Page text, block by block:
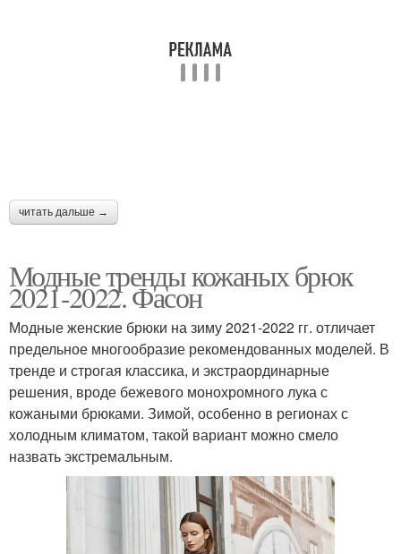
читать дальше →
Модные тренды кожаных брюк
2021-2022. Фасон
Модные женские брюки на зиму 2021-2022 гг. отличает
предельное многообразие рекомендованных моделей. В
тренде и строгая классика, и экстраординарные
решения, вроде бежевого монохромного лука с
кожаными брюками. Зимой, особенно в регионах с
холодным климатом, такой вариант можно смело
назвать экстремальным.